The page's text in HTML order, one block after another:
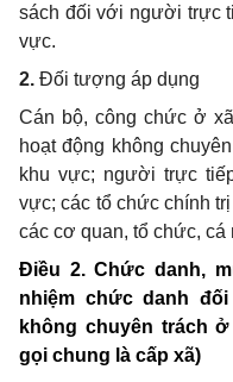
sách đối với người trực
vực.
2. Đối tượng áp dụng
Cán bộ, công chức ở
hoạt động không
khu vực; người trực
vực; các tổ chức chính
các cơ quan, tổ chức, cá
Điều 2. Chức danh,
nhiệm chức danh
không chuyên trách
gọi chung là cấp xã)